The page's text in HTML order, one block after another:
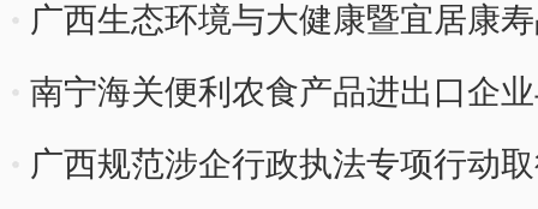
广西生态环境与大健康暨宜居康
南宁海关便利农食产品进出口企
广西规范涉企行政执法专项行动